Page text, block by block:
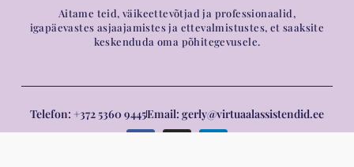
Aitame teid, väikeettevõtjad ja professionaalid,
igapäevastes asjaajamistes ja ettevalmistustes, et saaksite
keskenduda oma põhitegevusele.
Telefon: +372 5360 9445Email: gerly@virtuaalassistendid.ee